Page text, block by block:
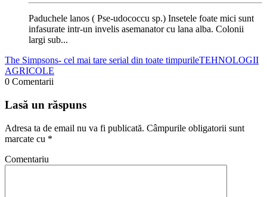
Paduchele lanos ( Pse-udococcu sp.) Insetele foate mici sunt
infasurate intr-un invelis asemanator cu lana alba. Colonii
largi sub...
The Simpsons- cel mai tare serial din toate timpurileTEHNOLOGII
AGRICOLE
0 Comentarii
Lasă un răspuns
Adresa ta de email nu va fi publicată. Câmpurile obligatorii sunt
marcate cu *
Comentariu